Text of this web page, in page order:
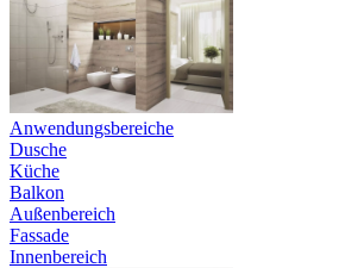
Anwendungsbereiche
Dusche
Küche
Balkon
Außenbereich
Fassade
Innenbereich